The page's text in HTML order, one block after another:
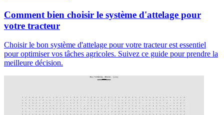
Comment bien choisir le système d'attelage pour
votre tracteur
Choisir le bon système d'attelage pour votre tracteur est essentiel
pour optimiser vos tâches agricoles. Suivez ce guide pour prendre la
meilleure décision.